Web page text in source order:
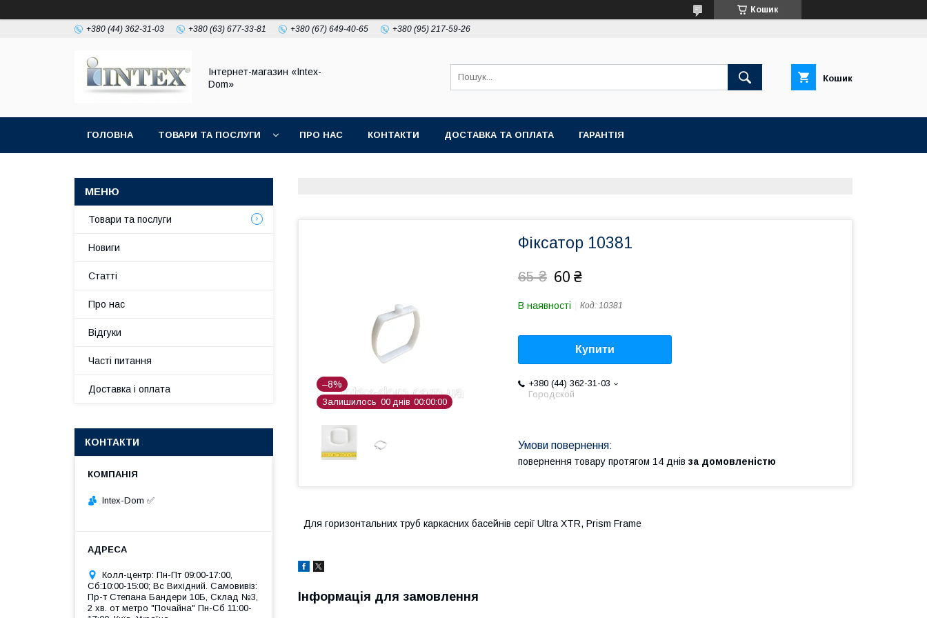
Кошик
+380 (44) 362-31-03 +380 (63) 677-33-81 +380 (67) 649-40-65 +380 (95) 217-59-26
Інтернет-магазин «Intex-
Dom»
Кошик
ГОЛОВНА ТОВАРИ ТА ПОСЛУГИ ПРО НАС КОНТАКТИ ДОСТАВКА ТА ОПЛАТА ГАРАНТІЯ
–8%
Залишилось 00 днів 00 00 00
Фіксатор 10381
65 ₴ 60 ₴
В наявності Код: 10381
Купити
+380 (44) 362-31-03
Городской
повернення товару протягом 14 днів за домовленістю
Для горизонтальних труб каркасних басейнів серії Ultra XTR, Prism Frame
Інформація для замовлення
Товари та послуги
Новиги
Статті
Про нас
Відгуки
Часті питання
Доставка і оплата
КОНТАКТИ
Intex-Dom ✅
Колл-центр: Пн-Пт 09:00-17:00,
Сб:10:00-15:00; Вс Вихідний. Самовивіз:
Пр-т Степана Бандери 10Б, Склад №3,
2 хв. от метро "Почайна" Пн-Cб 11:00-